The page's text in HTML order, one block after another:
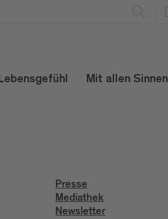
Mit allen Sinnen
Presse
Mediathek
Newsletter